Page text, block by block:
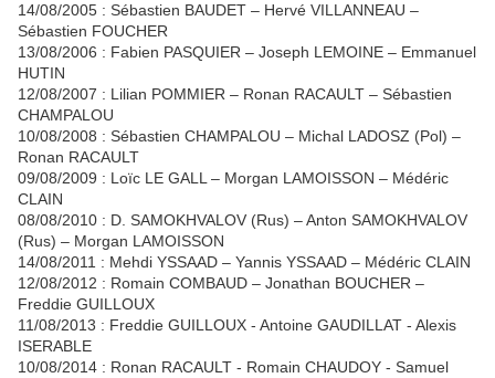
14/08/2005 : Sébastien BAUDET – Hervé VILLANNEAU –
Sébastien FOUCHER
13/08/2006 : Fabien PASQUIER – Joseph LEMOINE – Emmanuel
HUTIN
12/08/2007 : Lilian POMMIER – Ronan RACAULT – Sébastien
CHAMPALOU
10/08/2008 : Sébastien CHAMPALOU – Michal LADOSZ (Pol) –
Ronan RACAULT
09/08/2009 : Loïc LE GALL – Morgan LAMOISSON – Médéric
CLAIN
08/08/2010 : D. SAMOKHVALOV (Rus) – Anton SAMOKHVALOV
(Rus) – Morgan LAMOISSON
14/08/2011 : Mehdi YSSAAD – Yannis YSSAAD – Médéric CLAIN
12/08/2012 : Romain COMBAUD – Jonathan BOUCHER –
Freddie GUILLOUX
11/08/2013 : Freddie GUILLOUX - Antoine GAUDILLAT - Alexis
ISERABLE
10/08/2014 : Ronan RACAULT - Romain CHAUDOY - Samuel